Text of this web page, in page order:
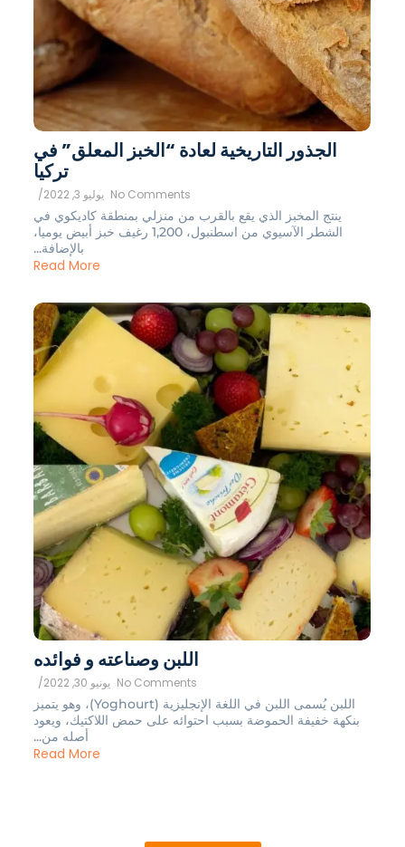
الجذور التاريخية لعادة “الخبز المعلق” في
تركيا
يوليو 3, 2022 / No Comments
ينتج المخبز الذي يقع بالقرب من منزلي بمنطقة كاديكوي في
الشطر الآسيوي من اسطنبول، 1,200 رغيف خبز أبيض يوميا،
بالإضافة...
Read More
اللبن وصناعته و فوائده
يونيو 30, 2022 / No Comments
اللبن يُسمى اللبن في اللغة الإنجليزية (Yoghourt)، وهو يتميز
بنكهة خفيفة الحموضة بسبب احتوائه على حمض اللاكتيك، ويعود
أصله من...
Read More